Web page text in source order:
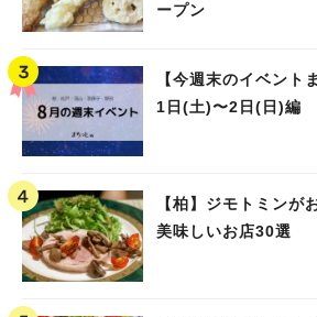
ープン
【今週末のイベント
1日(土)〜2日(日)編
【柏】ジモトミンが
美味しいお店30選